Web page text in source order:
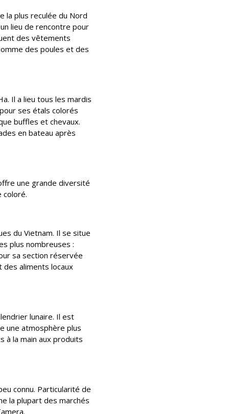
la plus reculée du Nord
lieu de rencontre pour
des vêtements
des poules et des
Il a lieu tous les mardis
ses étals colorés
buffles et chevaux.
en bateau après
une grande diversité
coloré.
du Vietnam. Il se situe
plus nombreuses :
sa section réservée
aliments locaux
lunaire. Il est
une atmosphère plus
à la main aux produits
connu. Particularité de
la plupart des marchés